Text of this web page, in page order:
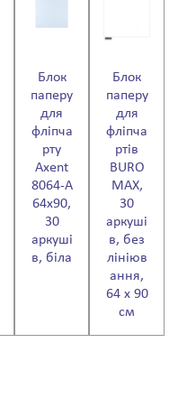
Блок
паперу
для
фліпча
рту
Axent
8064-A
64х90,
30
аркуші
в, біла
Блок
паперу
для
фліпча
ртів
BURO
MAX,
30
аркуші
в, без
лініюв
ання,
64 х 90
см